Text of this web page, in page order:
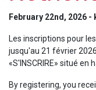
February 22nd, 2026
Les inscriptions pour
jusqu'au 21 février
«S'INSCRIRE» situé en
By registering, you